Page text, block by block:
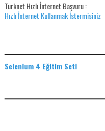
Turknet Hızlı İnternet Başvuru :
Hızlı İnternet Kullanmak İstermisiniz
Selenium 4 Eğitim Seti